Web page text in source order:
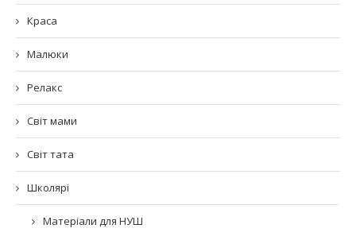
Краса
Малюки
Релакс
Світ мами
Світ тата
Школярі
Матеріали для НУШ